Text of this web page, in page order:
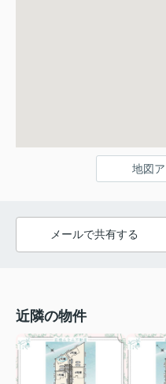
地図
メールで共有する
近隣の物件